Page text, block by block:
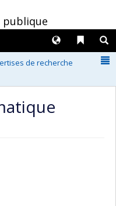
publique
Liens
Langues
de recherche